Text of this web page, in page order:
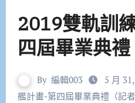
2019雙軌訓
四屆畢業典禮
By 編輯003 5 月
艦計畫-第四屆畢業典禮（記者